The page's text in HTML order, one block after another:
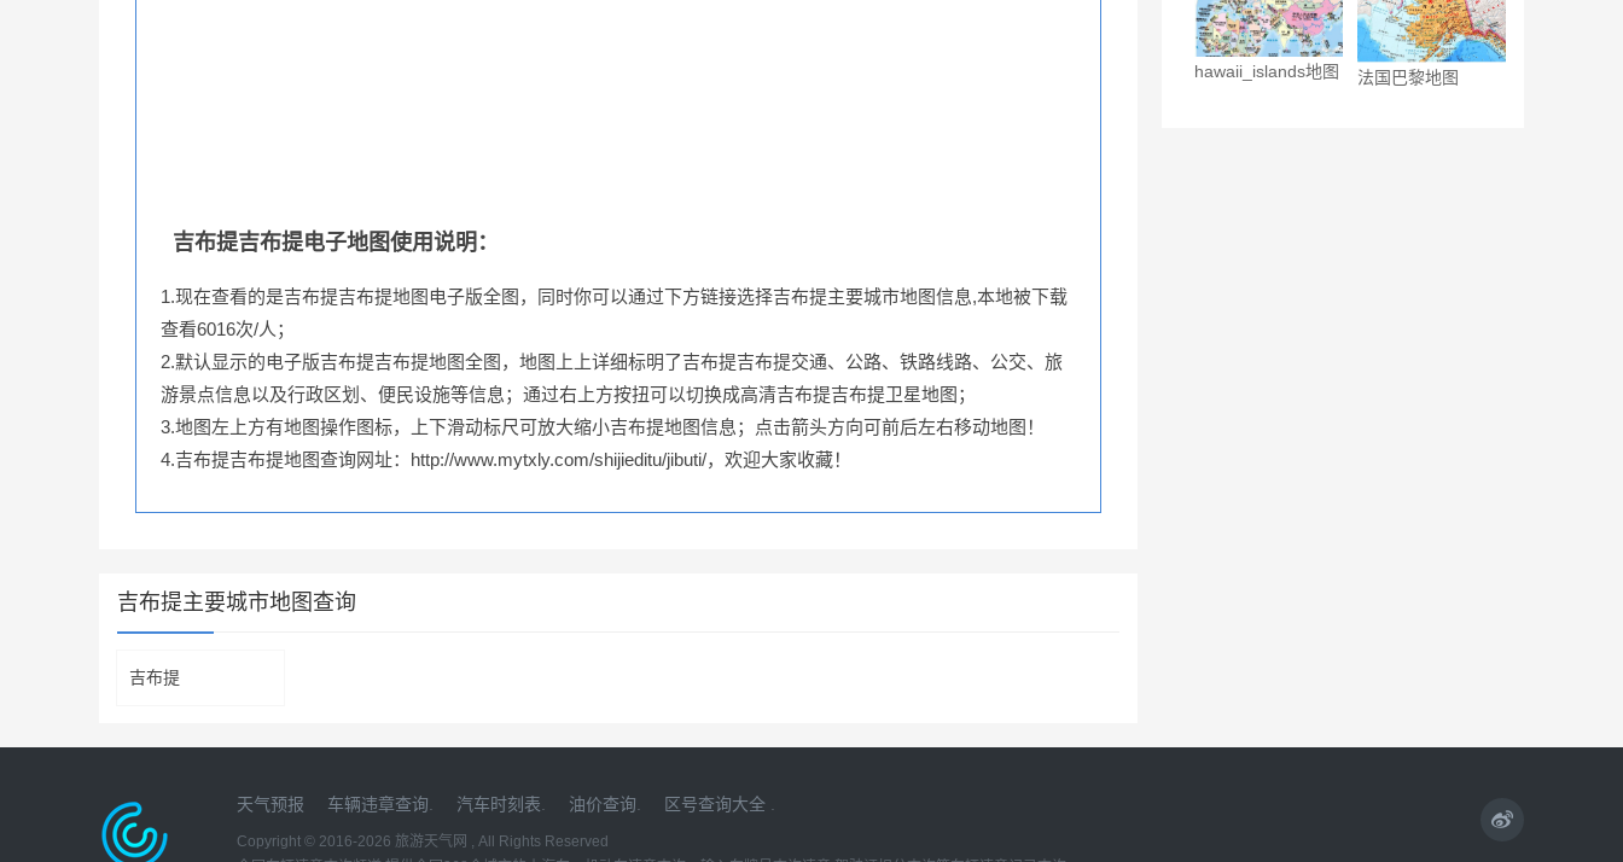
吉布提吉布提电子地图使用说明：
1.现在查看的是吉布提吉布提地图电子版全图，同时你可以通过下方链接选择吉布提主要城市地图信息,本地被下载
查看6016次/人；
2.默认显示的电子版吉布提吉布提地图全图，地图上上详细标明了吉布提吉布提交通、公路、铁路线路、公交、旅
游景点信息以及行政区划、便民设施等信息；通过右上方按扭可以切换成高清吉布提吉布提卫星地图；
3.地图左上方有地图操作图标，上下滑动标尺可放大缩小吉布提地图信息；点击箭头方向可前后左右移动地图！
4.吉布提吉布提地图查询网址：http://www.mytxly.com/shijieditu/jibuti/，欢迎大家收藏！
吉布提主要城市地图查询
吉布提
hawaii_islands地图 法国巴黎地图
天气预报 车辆违章查询 汽车时刻表 油价查询 区号查询大全
Copyright © 2016-2026 旅游天气网 , All Rights Reserved